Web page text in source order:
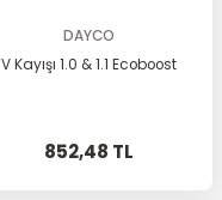
DAYCO
V Kayışı 1.0 & 1.1 Ecoboost
852,48 TL